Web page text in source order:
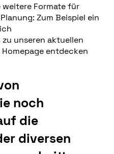
weitere Formate für
Zum Beispiel ein
unseren aktuellen
entdecken
noch
die
diversen